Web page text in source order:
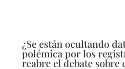
¿Se están ocultando
polémica por los
reabre el debate sobre